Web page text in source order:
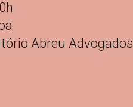
Abreu Advogados